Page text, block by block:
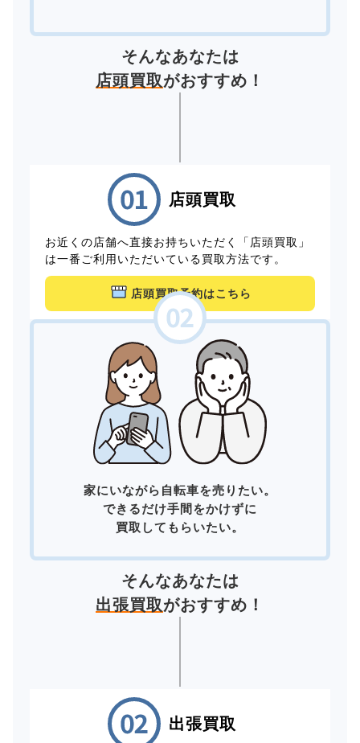
そんなあなたは
店頭買取がおすすめ！
店頭買取
お近くの店舗へ直接お持ちいただく「店頭買取」
は一番ご利用いただいている買取方法です。
店頭買取予約はこちら
家にいながら自転車を売りたい。
できるだけ手間をかけずに
買取してもらいたい。
そんなあなたは
出張買取がおすすめ！
出張買取